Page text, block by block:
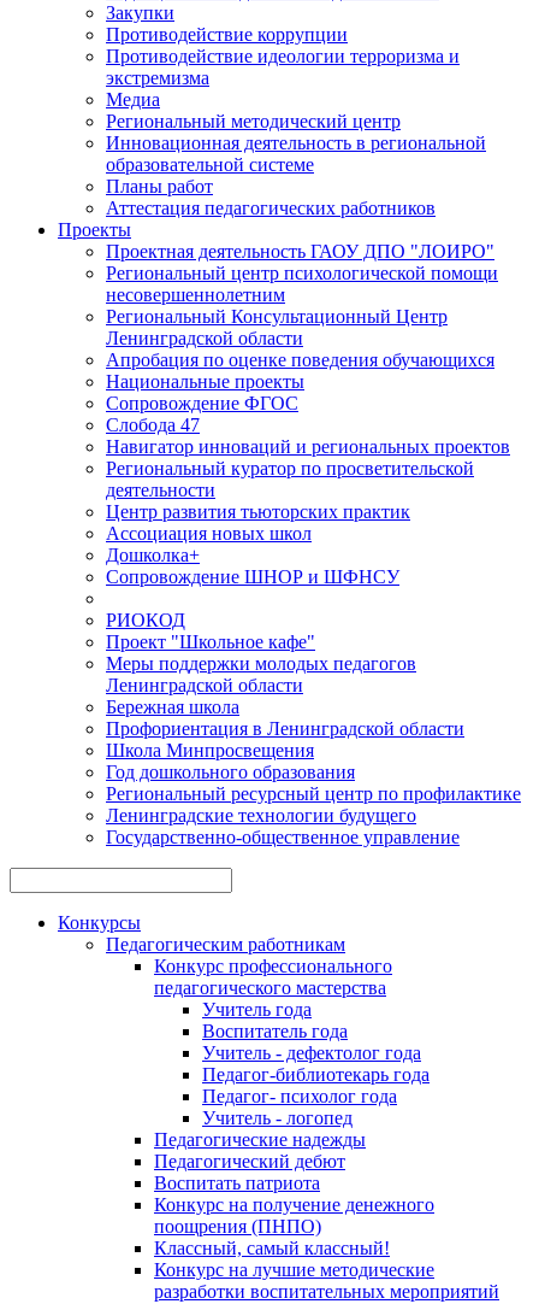
Закупки
Противодействие коррупции
Противодействие идеологии терроризма и
экстремизма
Медиа
Региональный методический центр
Инновационная деятельность в региональной
образовательной системе
Планы работ
Аттестация педагогических работников
Проекты
Проектная деятельность ГАОУ ДПО "ЛОИРО"
Региональный центр психологической помощи
несовершеннолетним
Региональный Консультационный Центр
Ленинградской области
Апробация по оценке поведения обучающихся
Национальные проекты
Сопровождение ФГОС
Слобода 47
Навигатор инноваций и региональных проектов
Региональный куратор по просветительской
деятельности
Центр развития тьюторских практик
Ассоциация новых школ
Дошколка+
Сопровождение ШНОР и ШФНСУ
РИОКОД
Проект "Школьное кафе"
Меры поддержки молодых педагогов
Ленинградской области
Бережная школа
Профориентация в Ленинградской области
Школа Минпросвещения
Год дошкольного образования
Региональный ресурсный центр по профилактике
Ленинградские технологии будущего
Государственно-общественное управление
Конкурсы
Педагогическим работникам
Конкурс профессионального
педагогического мастерства
Учитель года
Воспитатель года
Учитель - дефектолог года
Педагог-библиотекарь года
Педагог- психолог года
Учитель - логопед
Педагогические надежды
Педагогический дебют
Воспитать патриота
Конкурс на получение денежного
поощрения (ПНПО)
Классный, самый классный!
Конкурс на лучшие методические
разработки воспитательных мероприятий